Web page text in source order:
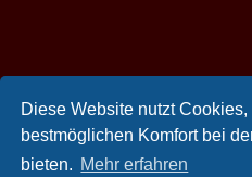
Diese Website nutzt Cookies,
bestmöglichen Komfort bei
bieten. Mehr erfahren